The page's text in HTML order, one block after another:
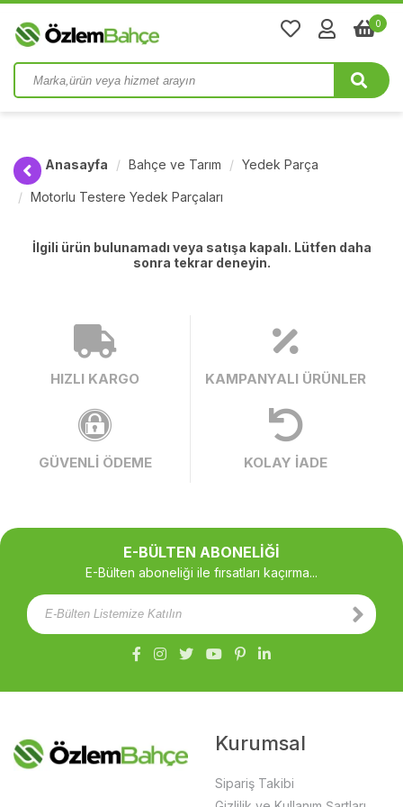
0
Anasayfa Bahçe ve Tarım Yedek Parça
Motorlu Testere Yedek Parçaları
İlgili ürün bulunamadı veya satışa kapalı. Lütfen daha
sonra tekrar deneyin.
HIZLI KARGO KAMPANYALI ÜRÜNLER
GÜVENLİ ÖDEME KOLAY İADE
E-BÜLTEN ABONELİĞİ
E-Bülten aboneliği ile fırsatları kaçırma...
Kurumsal
Sipariş Takibi